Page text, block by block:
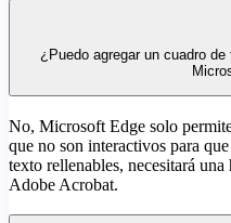
¿Puedo agregar un cuadro
No, Microsoft Edge solo
que no son interactivos para
texto rellenables, necesitará
Adobe Acrobat.